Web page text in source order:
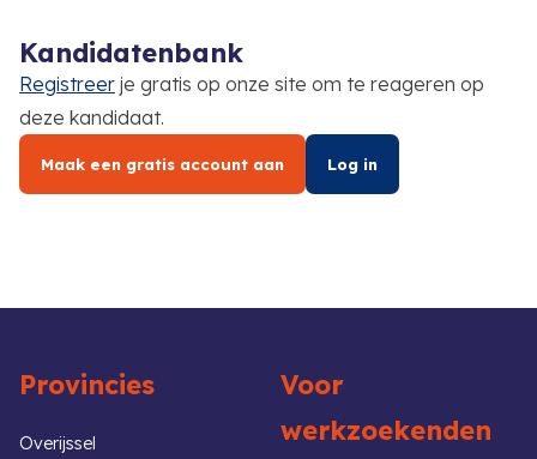
Kandidatenbank
Registreer je gratis op onze site om te reageren op
deze kandidaat.
Maak een gratis account aan Log in
Provincies
Overijssel
Voor
werkzoekenden